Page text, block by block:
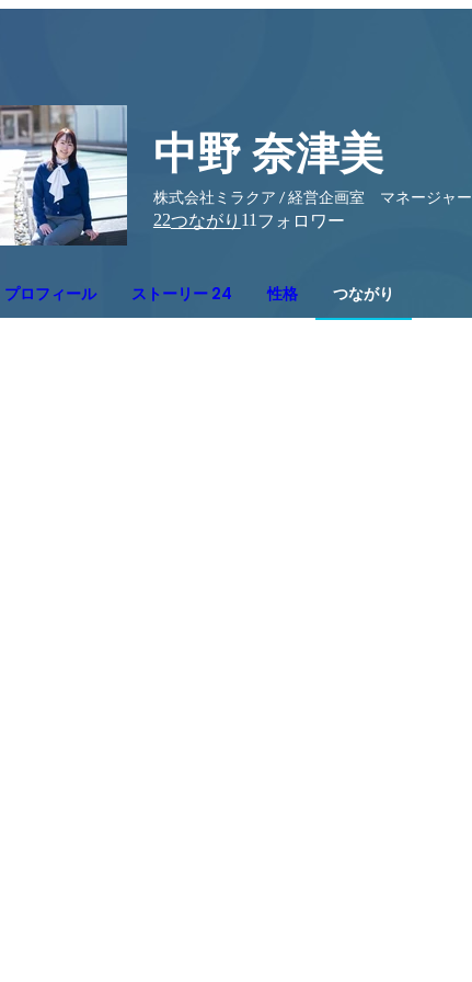
中野 奈津美
株式会社ミラクア / 経営企画室 マネージャー
22つながり 11 フォロワー
プロフィール ストーリー 24 性格 つながり